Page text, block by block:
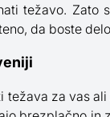
težavo.
da boste
za vas